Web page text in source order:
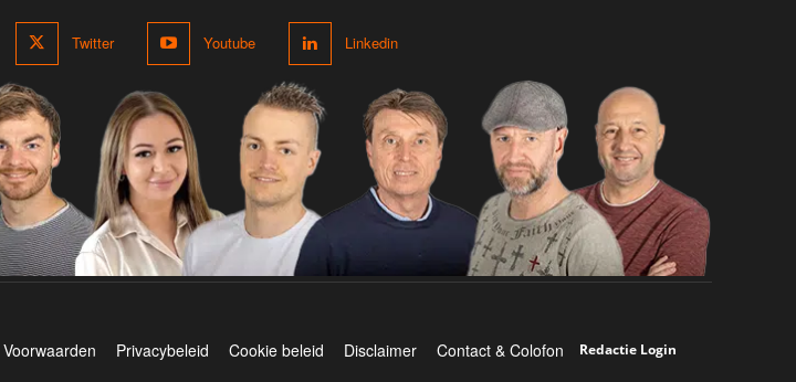
Twitter Youtube Linkedin
Privacybeleid Cookie beleid Disclaimer Contact & Colofon Redactie Login